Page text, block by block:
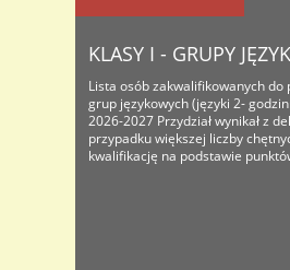
KLASY I - GRUPY
Lista osób zakwalifikowanych do
grup językowych (języki 2-
2026-2027 Przydział wynikał z
przypadku większej liczby
kwalifikację na podstawie